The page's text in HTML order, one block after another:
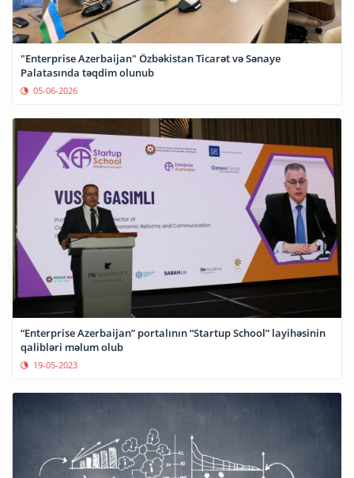
"Enterprise Azerbaijan" Özbəkistan Ticarət və Sənaye
Palatasında təqdim olunub
05-06-2026
“Enterprise Azerbaijan” portalının “Startup School” layihəsinin
qalibləri məlum olub
19-05-2023